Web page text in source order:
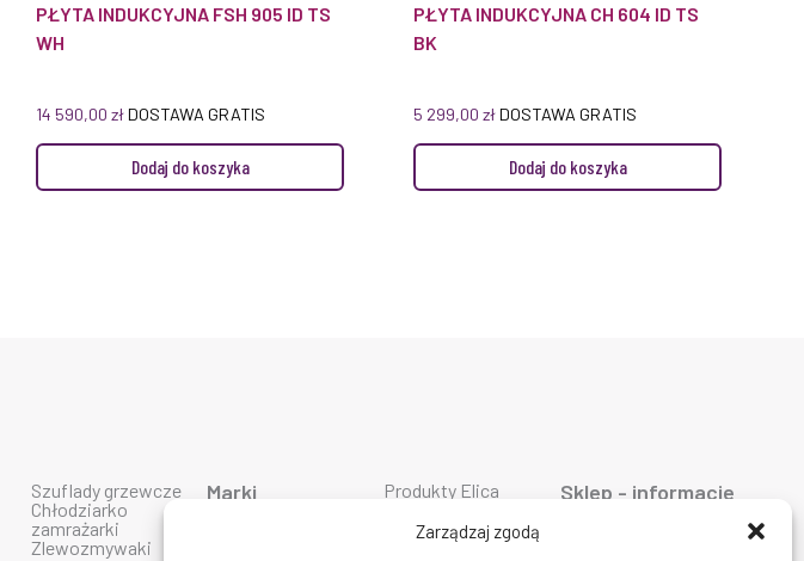
Zarządzaj zgodą
PŁYTA INDUKCYJNA FSH 905 ID TS
WH
14 590,00złDOSTAWA GRATIS
Dodaj do koszyka
PŁYTA INDUKCYJNA CH 604 ID TS
BK
5 299,00złDOSTAWA GRATIS
Dodaj do koszyka
Szuflady grzewcze
Chłodziarko
zamrażarki
Zlewozmywaki
Marki
Produkty Elica
Produkty Geggenau
Produkty Liebherr
Sklep - informacje